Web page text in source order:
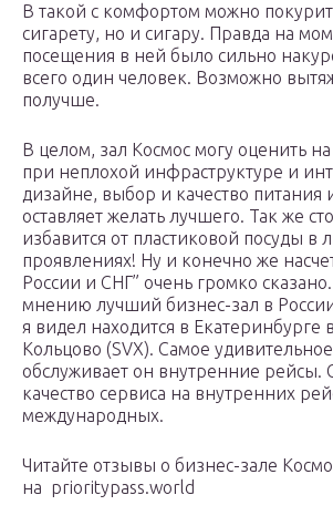
В такой с комфортом можно
сигарету, но и сигару. Правда на
посещения в ней было сильно
всего один человек. Возможно
получше.
В целом, зал Космос могу оценить
при неплохой инфраструктуре и
дизайне, выбор и качество питания
оставляет желать лучшего. Так же
избавится от пластиковой посуды в
проявлениях! Ну и конечно же
России и СНГ” очень громко
мнению лучший бизнес-зал в
я видел находится в Екатеринбурге
Кольцово (SVX). Самое
обслуживает он внутренние рейсы.
качество сервиса на внутренних
международных.
Читайте отзывы о бизнес-зале
на prioritypass.world